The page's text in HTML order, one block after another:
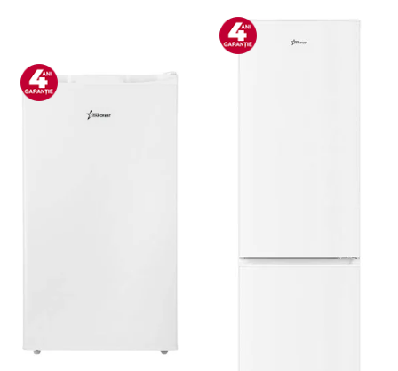
Iluminat & electrice
Prelungitoare
Sport & Activitati in aer liber